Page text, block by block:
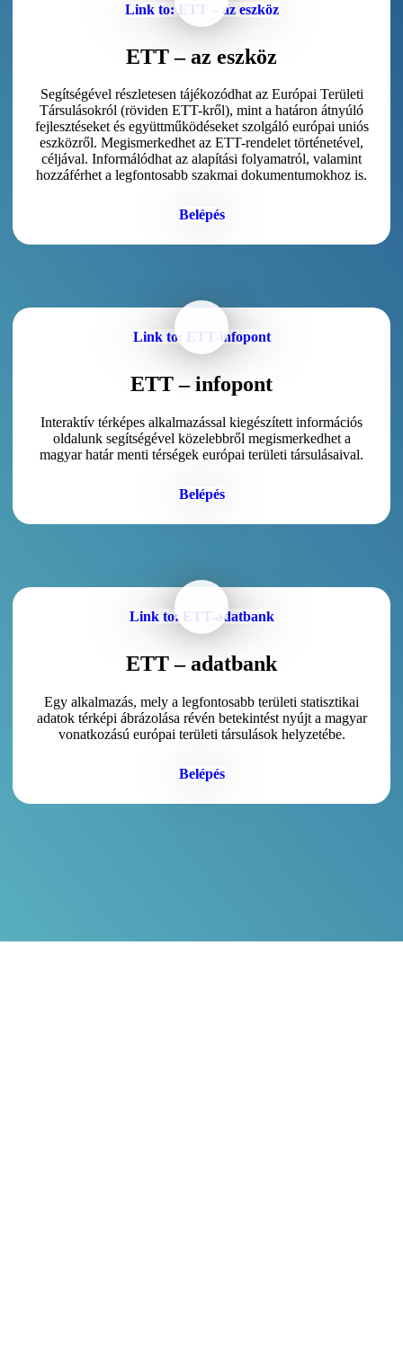
Link to: ETT – az eszköz
ETT – az eszköz
Segítségével részletesen tájékozódhat az Európai Területi
Társulásokról (röviden ETT-kről), mint a határon átnyúló
fejlesztéseket és együttműködéseket szolgáló európai uniós
eszközről. Megismerkedhet az ETT-rendelet történetével,
céljával. Informálódhat az alapítási folyamatról, valamint
hozzáférhet a legfontosabb szakmai dokumentumokhoz is.
Belépés
Link to: ETT-infopont
ETT – infopont
Interaktív térképes alkalmazással kiegészített információs
oldalunk segítségével közelebbről megismerkedhet a
magyar határ menti térségek európai területi társulásaival.
Belépés
Link to: ETT-adatbank
ETT – adatbank
Egy alkalmazás, mely a legfontosabb területi statisztikai
adatok térképi ábrázolása révén betekintést nyújt a magyar
vonatkozású európai területi társulások helyzetébe.
Belépés